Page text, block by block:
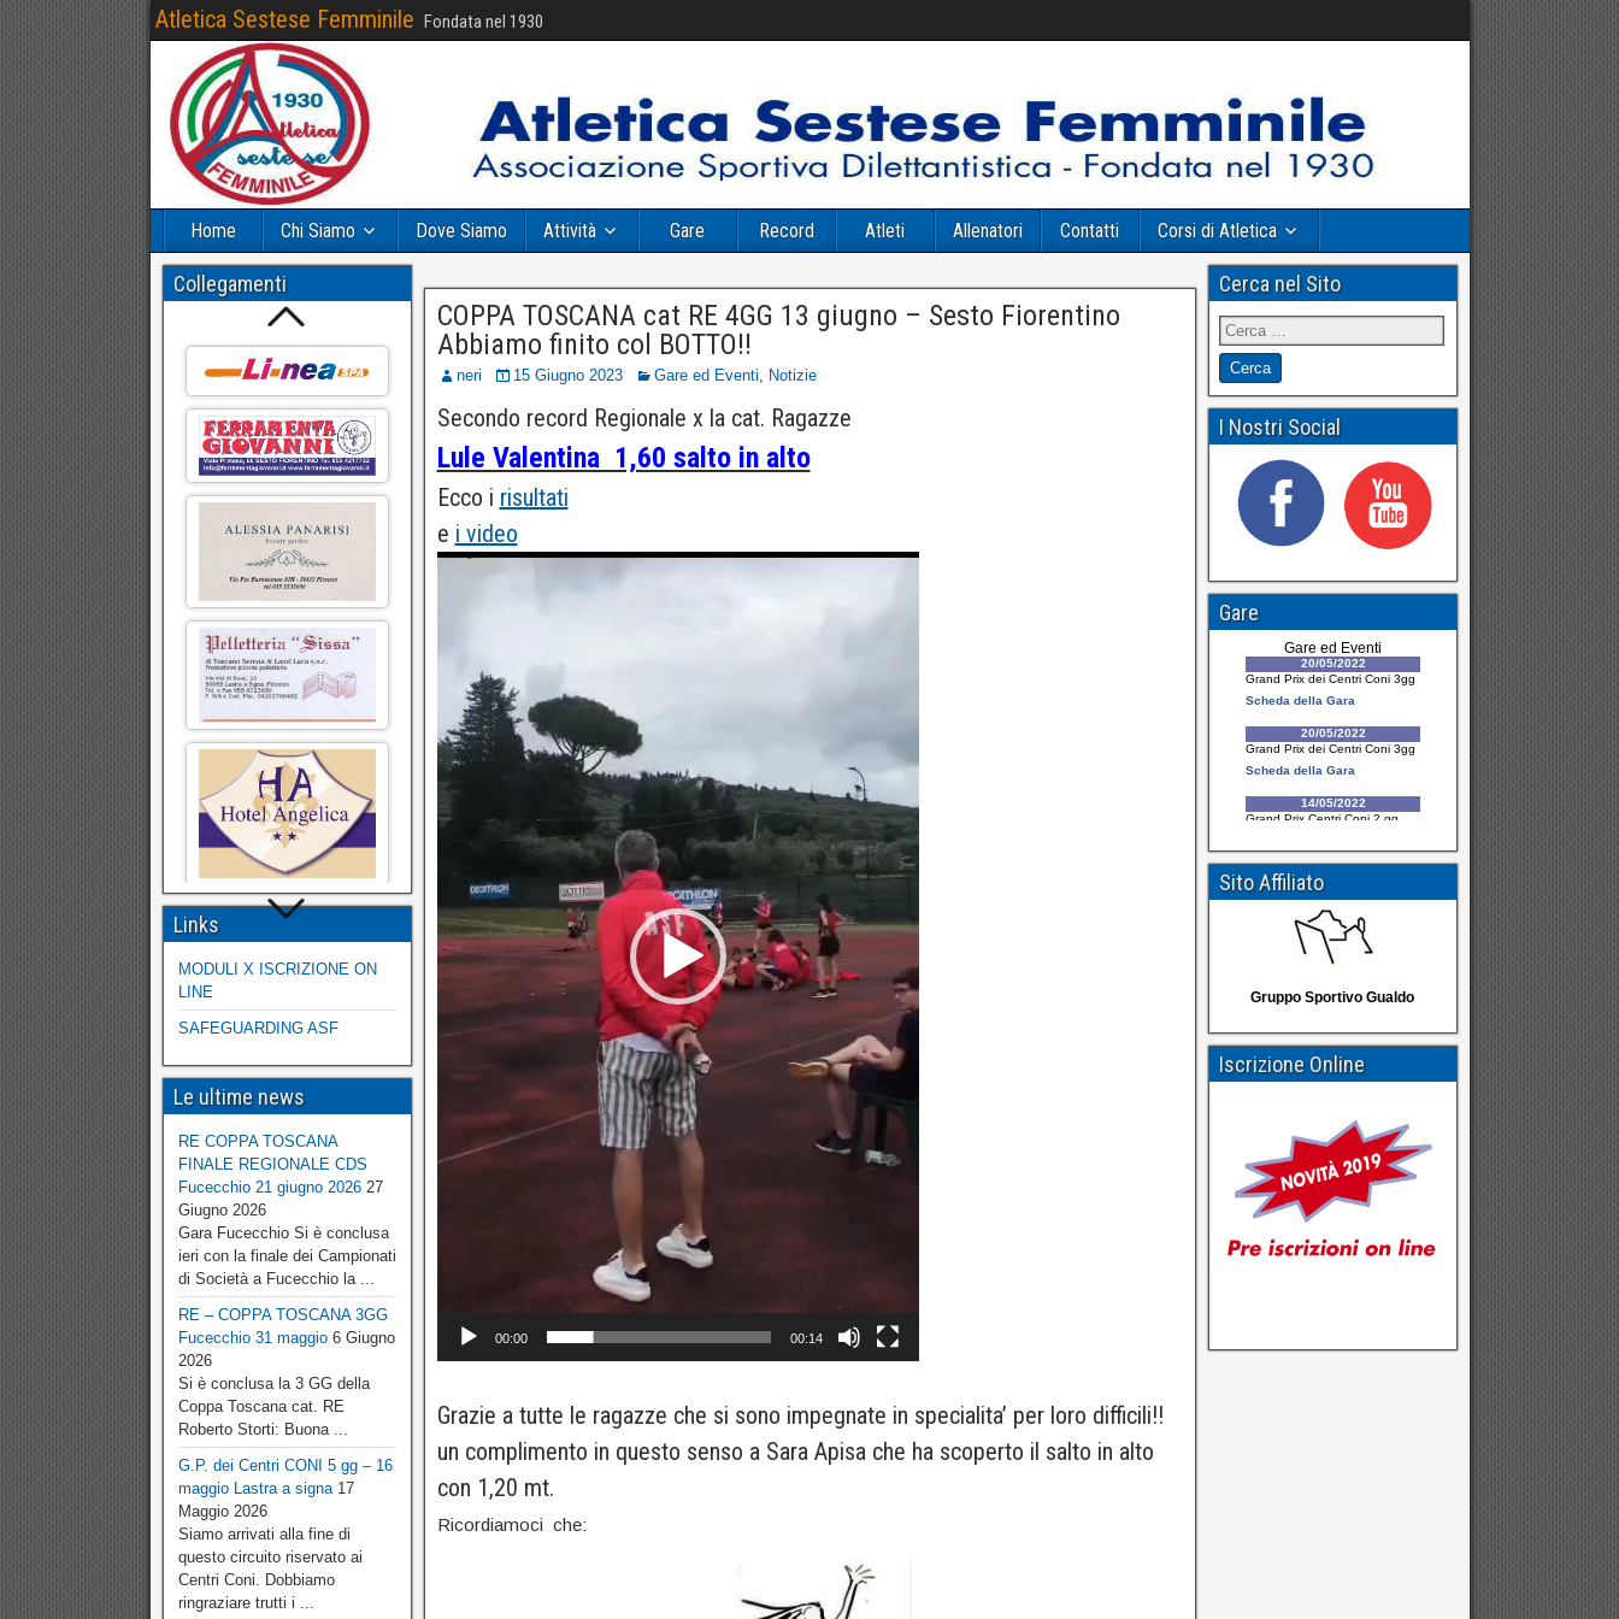
Atletica Sestese Femminile Fondata nel 1930
Home Chi Siamo Dove Siamo Attività Gare Record Atleti Allenatori Contatti Corsi di Atletica
COPPA TOSCANA cat RE 4GG 13 giugno – Sesto Fiorentino
Abbiamo finito col BOTTO!!
neri 15 Giugno 2023 Gare ed Eventi, Notizie
Secondo record Regionale x la cat. Ragazze
Lule Valentina 1,60 salto in alto
Ecco i risultati
e i video
Video
00:00 00:14
Grazie a tutte le ragazze che si sono impegnate in specialita’ per loro difficili!!
un complimento in questo senso a Sara Apisa che ha scoperto il salto in alto
con 1,20 mt.
Ricordiamoci che:
Collegamenti
Links
MODULI X ISCRIZIONE ON
LINE
SAFEGUARDING ASF
Le ultime news
RE COPPA TOSCANA
FINALE REGIONALE CDS
Fucecchio 21 giugno 202627
Giugno 2026
Gara Fucecchio Si è conclusa
ieri con la finale dei Campionati
di Società a Fucecchio la ...
RE – COPPA TOSCANA 3GG
Fucecchio 31 maggio6 Giugno
2026
Si è conclusa la 3 GG della
Coppa Toscana cat. RE
Roberto Storti: Buona ...
G.P. dei Centri CONI 5 gg – 16
maggio Lastra a signa17
Maggio 2026
Siamo arrivati alla fine di
questo circuito riservato ai
Centri Coni. Dobbiamo
ringraziare trutti i ...
Cerca nel Sito
I Nostri Social
Gare
Sito Affiliato
Gruppo Sportivo Gualdo
Iscrizione Online